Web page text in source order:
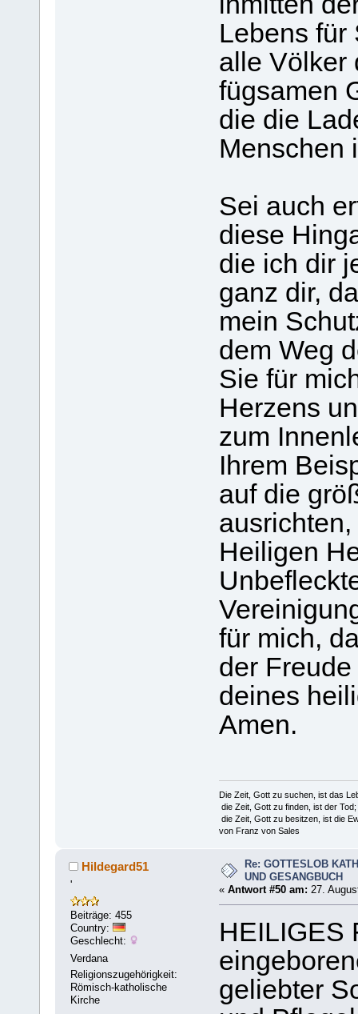
Lebens für
alle Völker
fügsamen
die die
Menschen
Sei auch
diese
die ich dir
ganz dir,
mein
dem Weg
Sie für
Herzens
zum
Ihrem
auf die
Heiligen
für mich,
der
deines
Amen.
Die Zeit, Gott zu suchen, ist das
die Zeit, Gott zu finden, ist der Tod;
die Zeit, Gott zu besitzen, ist die
von Franz von Sales
Hildegard51
'
Beiträge: 455
Country:
Geschlecht:
Verdana
Religionszugehörigkeit:
Römisch-katholische
Kirche
Re: GOTTESLOB
UND GESANGBUCH
« Antwort #50 am: 27.
HEILIGES
geliebter